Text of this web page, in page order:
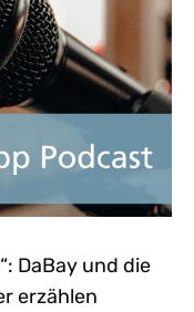
DaBay und die
erzählen